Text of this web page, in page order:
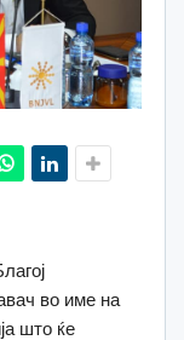
во име на
што ќе